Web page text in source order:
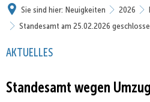
Sie sind hier: Neuigkeiten 2026
Standesamt am 25.02.2026
AKTUELLES
Standesamt wegen